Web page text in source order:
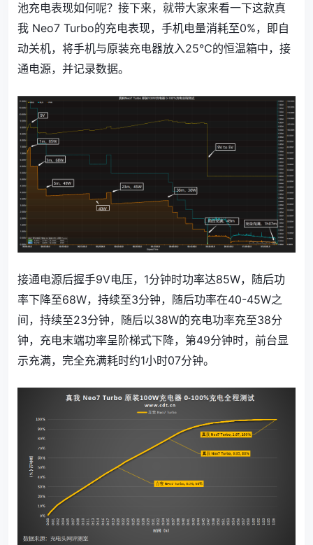
池充电表现如何呢？接下来，就带大家来看一下这款真
我 Neo7 Turbo的充电表现，手机电量消耗至0%，即自
动关机，将手机与原装充电器放入25℃的恒温箱中，接
通电源，并记录数据。
接通电源后握手9V电压，1分钟时功率达85W，随后功
率下降至68W，持续至3分钟，随后功率在40-45W之
间，持续至23分钟，随后以38W的充电功率充至38分
钟，充电末端功率呈阶梯式下降，第49分钟时，前台显
示充满，完全充满耗时约1小时07分钟。